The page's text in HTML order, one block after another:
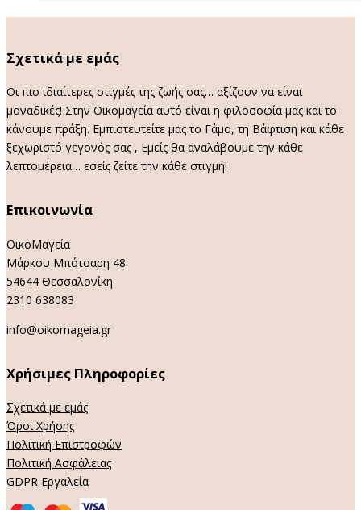
Σχετικά με εμάς
Οι πιο ιδιαίτερες στιγμές της ζωής σας… αξίζουν να είναι
μοναδικές! Στην Οικομαγεία αυτό είναι η φιλοσοφία μας και το
κάνουμε πράξη. Εμπιστευτείτε μας το Γάμο, τη Βάφτιση και κάθε
ξεχωριστό γεγονός σας , Εμείς θα αναλάβουμε την κάθε
λεπτομέρεια… εσείς ζείτε την κάθε στιγμή!
Επικοινωνία
ΟικοΜαγεία
Μάρκου Μπότσαρη 48
54644 Θεσσαλονίκη
2310 638083
info@oikomageia.gr
Χρήσιμες Πληροφορίες
Σχετικά με εμάς
Όροι Χρήσης
Πολιτική Επιστροφών
Πολιτική Ασφάλειας
GDPR Εργαλεία